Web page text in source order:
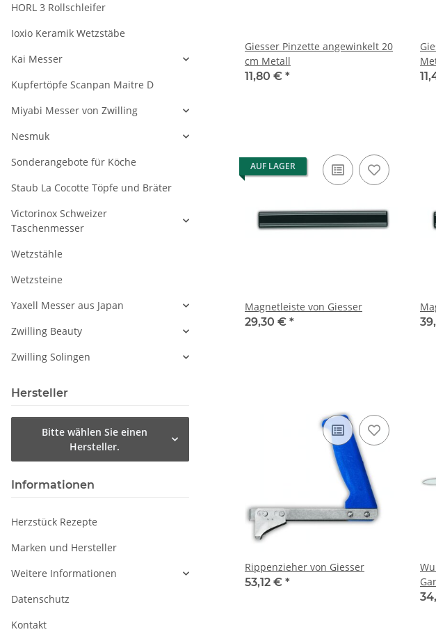
Giesser Pinzette angewinkelt 20
cm Metall
11,80 € *
AUF LAGER
Magnetleiste von Giesser
29,30 € *
Rippenzieher von Giesser
53,12 € *
HORL 3 Rollschleifer
Ioxio Keramik Wetzstäbe
Kai Messer
Kupfertöpfe Scanpan Maitre D
Miyabi Messer von Zwilling
Nesmuk
Sonderangebote für Köche
Staub La Cocotte Töpfe und Bräter
Victorinox Schweizer
Taschenmesser
Wetzstähle
Wetzsteine
Yaxell Messer aus Japan
Zwilling Beauty
Zwilling Solingen
Hersteller
Bitte wählen Sie einen
Hersteller.
Informationen
Herzstück Rezepte
Marken und Hersteller
Weitere Informationen
Datenschutz
Kontakt